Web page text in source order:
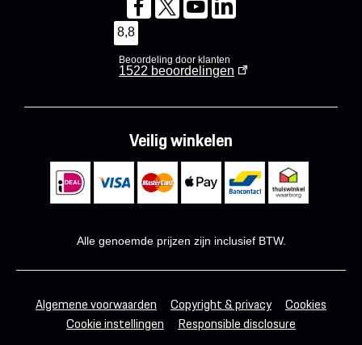
8,8
Beoordeling door klanten
1522 beoordelingen
Veilig winkelen
Alle genoemde prijzen zijn inclusief BTW.
Algemene voorwaarden Copyright & privacy
Cookies
Cookie instellingen
Responsible disclosure